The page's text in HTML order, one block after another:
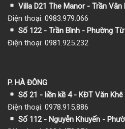
Villa D21 The Manor - Trần
Điện thoại: 0983.979.066
Số 122 - Trần Bình - Phường
Điện thoại: 0981.925.232
P. HÀ ĐÔNG
Số 21 - liền kề 4 - KĐT Văn
Điện thoại: 0978.915.886
Số 112 - Nguyễn Khuyến -